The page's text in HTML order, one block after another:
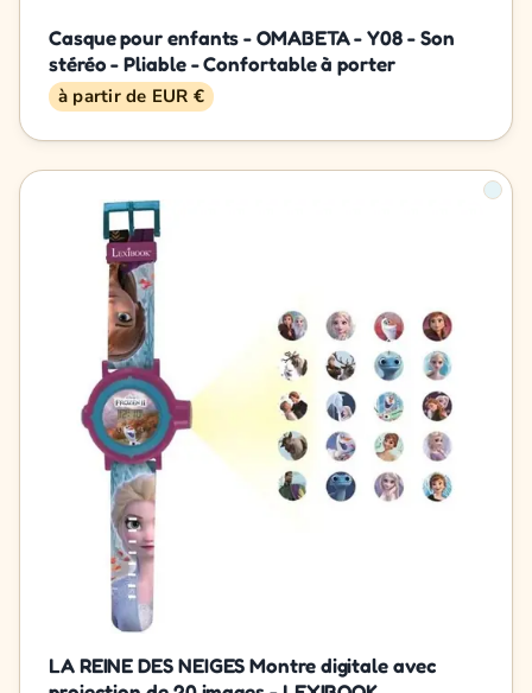
Casque pour enfants - OMABETA - Y08 - Son
stéréo - Pliable - Confortable à porter
à partir de EUR €
LA REINE DES NEIGES Montre digitale avec